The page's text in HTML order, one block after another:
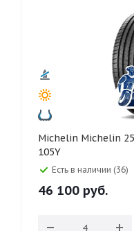
Michelin Michelin 255/45 R20 Pilot Sport 4 SUV
105Y
Есть в наличии (36)
46 100 руб.